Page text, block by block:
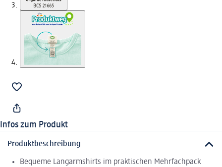
Infos zum Produkt
Produktbeschreibung
Bequeme Langarmshirts im praktischen Mehrfachpack